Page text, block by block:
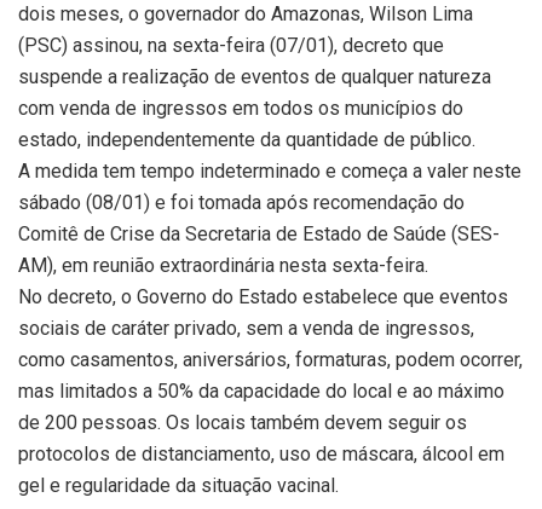
dois meses, o governador do Amazonas, Wilson Lima
(PSC) assinou, na sexta-feira (07/01), decreto que
suspende a realização de eventos de qualquer natureza
com venda de ingressos em todos os municípios do
estado, independentemente da quantidade de público.
A medida tem tempo indeterminado e começa a valer neste
sábado (08/01) e foi tomada após recomendação do
Comitê de Crise da Secretaria de Estado de Saúde (SES-
AM), em reunião extraordinária nesta sexta-feira.
No decreto, o Governo do Estado estabelece que eventos
sociais de caráter privado, sem a venda de ingressos,
como casamentos, aniversários, formaturas, podem ocorrer,
mas limitados a 50% da capacidade do local e ao máximo
de 200 pessoas. Os locais também devem seguir os
protocolos de distanciamento, uso de máscara, álcool em
gel e regularidade da situação vacinal.